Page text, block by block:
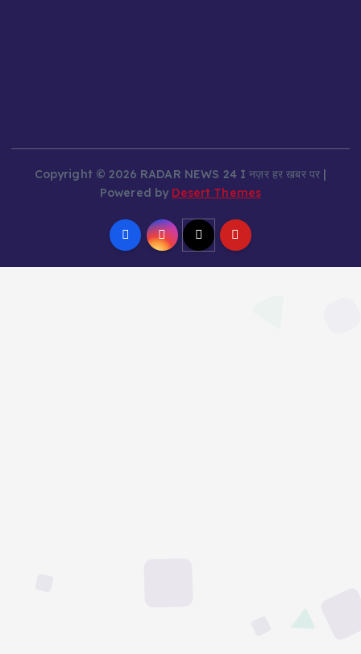
Copyright © 2026 RADAR NEWS 24 I नज़र हर खबर पर |
Powered by Desert Themes